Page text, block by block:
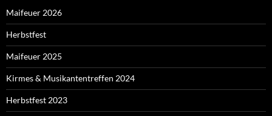
Maifeuer 2026
Herbstfest
Maifeuer 2025
Kirmes & Musikantentreffen 2024
Herbstfest 2023